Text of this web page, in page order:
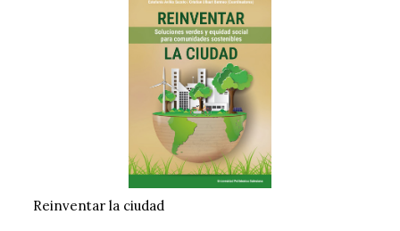
Reinventar la ciudad